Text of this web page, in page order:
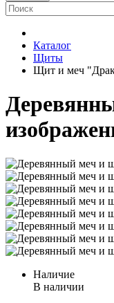
Каталог
Щиты
Щит и меч
Наличие
В наличии